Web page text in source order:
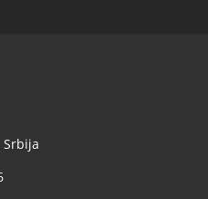
Srbija